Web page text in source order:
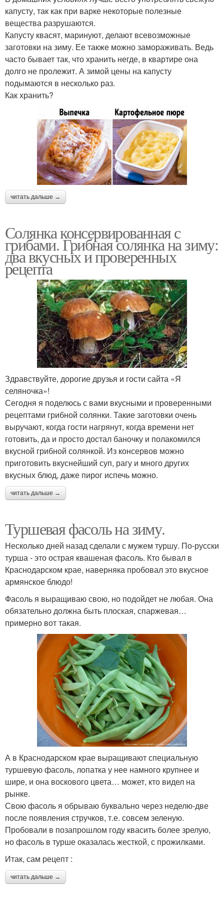
капусту, так как при варке некоторые полезные
вещества разрушаются.
Капусту квасят, маринуют, делают всевозможные
заготовки на зиму. Ее также можно замораживать. Ведь
часто бывает так, что хранить негде, в квартире она
долго не пролежит. А зимой цены на капусту
подымаются в несколько раз.
Как хранить?
читать дальше →
Солянка консервированная с
грибами. Грибная солянка на зиму:
два вкусных и проверенных
рецепта
Здравствуйте, дорогие друзья и гости сайта «Я
селяночка»!
Сегодня я поделюсь с вами вкусными и проверенными
рецептами грибной солянки. Такие заготовки очень
выручают, когда гости нагрянут, когда времени нет
готовить, да и просто достал баночку и полакомился
вкусной грибной солянкой. Из консервов можно
приготовить вкуснейший суп, рагу и много других
вкусных блюд, даже пирог испечь можно.
читать дальше →
Туршевая фасоль на зиму.
Несколько дней назад сделали с мужем туршу. По-русски
турша - это острая квашеная фасоль. Кто бывал в
Краснодарском крае, наверняка пробовал это вкусное
армянское блюдо!
Фасоль я выращиваю свою, но подойдет не любая. Она
обязательно должна быть плоская, спаржевая…
примерно вот такая.
А в Краснодарском крае выращивают специальную
туршевую фасоль, лопатка у нее намного крупнее и
шире, и она воскового цвета… может, кто видел на
рынке.
Свою фасоль я обрываю буквально через неделю-две
после появления стручков, т.е. совсем зеленую.
Пробовали в позапрошлом году квасить более зрелую,
но фасоль в турше оказалась жесткой, с прожилками.
Итак, сам рецепт :
читать дальше →